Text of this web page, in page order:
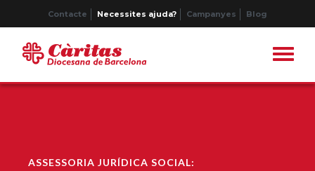
Contacte Necessites ajuda? Campanyes Blog
ASSESSORIA JURÍDICA SOCIAL: